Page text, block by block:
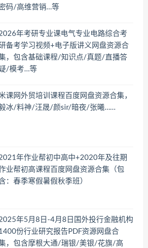
码/高维营销…等
年考研专业课电气专业电路综合考
备考学习视频+电子版讲义网盘资源合
，包含基础课程/知识点/真题/直播答
/模考…等
课网外贸培训课程百度网盘资源合集，
冰/料神/汪晟/颜sir/暗夜/张曦……
年作业帮初中高中+2020年及往期
业帮初高课程百度网盘资源合集（包
：春季寒假暑假秋季班）
年5月8日-4月8日国外投行金融机构
份行业研究报告PDF资源网盘合
，包含摩根大通/瑞银/美银/花旗/高